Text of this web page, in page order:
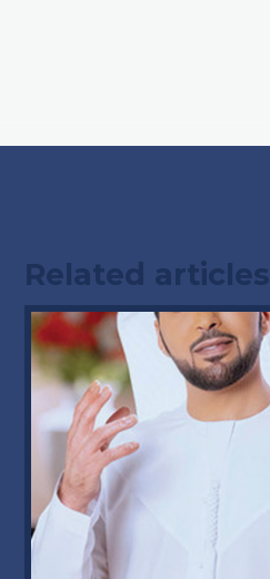
Related articles